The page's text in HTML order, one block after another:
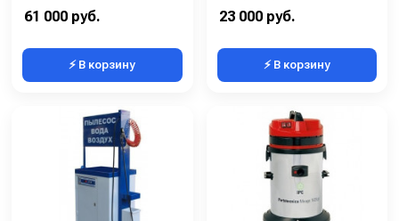
Напряжение (В):
61 000 руб.
⚡ В корзину
Длина сетевого шнура (м):
23 000 руб.
⚡ В корзину